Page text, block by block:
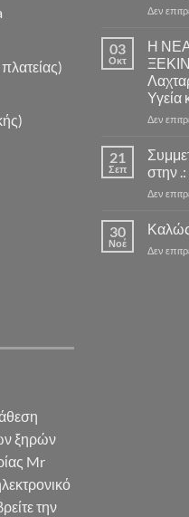
ξηρών
Mr
την
Δεν
03
Οκτ
Η
Υγεία
Δεν
21
Σεπ
στην
Δεν
30
Νοέ
Καλώς
Δεν